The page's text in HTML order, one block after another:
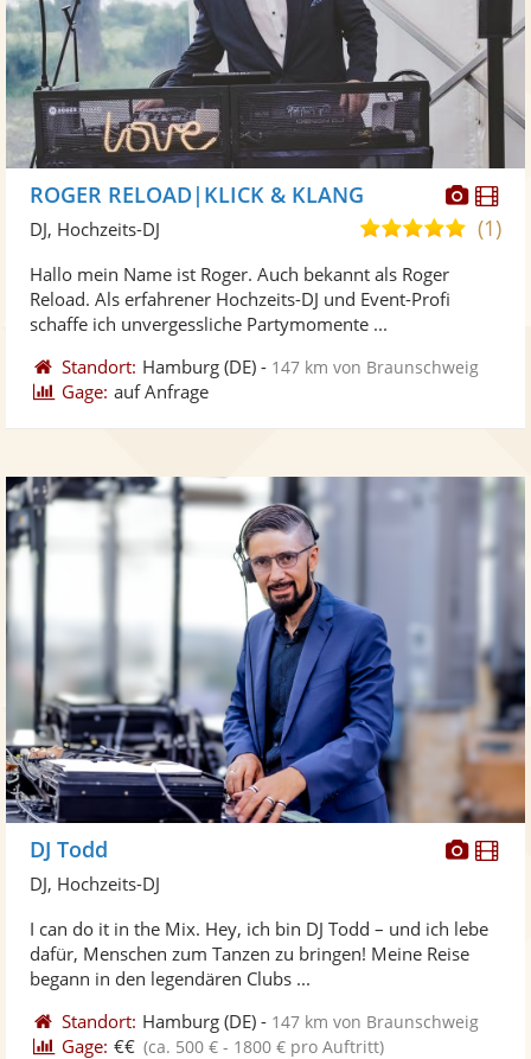
ROGER RELOAD|KLICK & KLANG
5,0(1)
DJ, Hochzeits-DJ
Hallo mein Name ist Roger. Auch bekannt als Roger
Reload. Als erfahrener Hochzeits-DJ und Event-Profi
schaffe ich unvergessliche Partymomente ...
Standort: Hamburg (DE) - 147 km von Braunschweig
Gage: auf Anfrage
Fotos
DJ Todd
DJ, Hochzeits-DJ
I can do it in the Mix. Hey, ich bin DJ Todd – und ich lebe
dafür, Menschen zum Tanzen zu bringen! Meine Reise
begann in den legendären Clubs ...
Standort: Hamburg (DE) - 147 km von Braunschweig
Gage: €€ (ca. 500 € - 1800 € pro Auftritt)